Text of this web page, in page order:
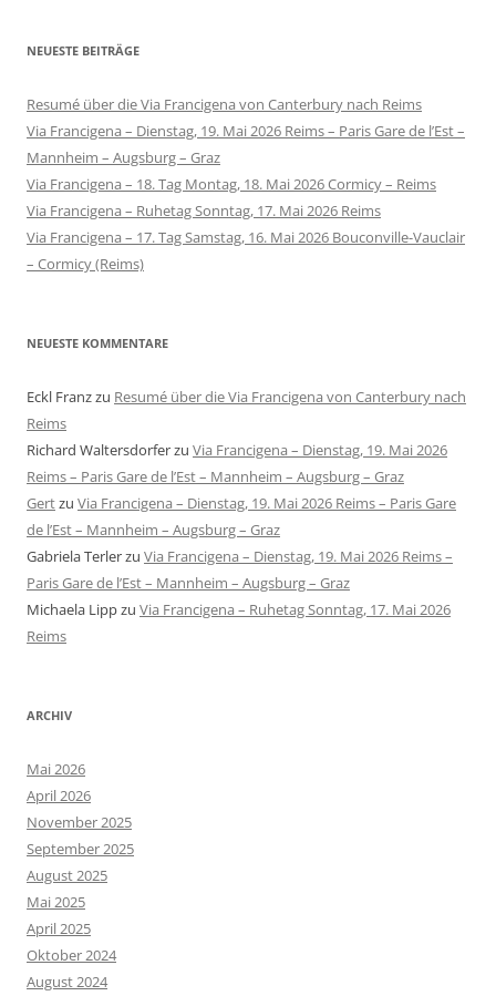
NEUESTE BEITRÄGE
Resumé über die Via Francigena von Canterbury nach Reims
Via Francigena – Dienstag, 19. Mai 2026 Reims – Paris Gare de l’Est –
Mannheim – Augsburg – Graz
Via Francigena – 18. Tag Montag, 18. Mai 2026 Cormicy – Reims
Via Francigena – Ruhetag Sonntag, 17. Mai 2026 Reims
Via Francigena – 17. Tag Samstag, 16. Mai 2026 Bouconville-Vauclair
– Cormicy (Reims)
NEUESTE KOMMENTARE
Eckl Franzzu Resumé über die Via Francigena von Canterbury nach
Reims
Richard Waltersdorferzu Via Francigena – Dienstag, 19. Mai 2026
Reims – Paris Gare de l’Est – Mannheim – Augsburg – Graz
Gertzu Via Francigena – Dienstag, 19. Mai 2026 Reims – Paris Gare
de l’Est – Mannheim – Augsburg – Graz
Gabriela Terlerzu Via Francigena – Dienstag, 19. Mai 2026 Reims –
Paris Gare de l’Est – Mannheim – Augsburg – Graz
Michaela Lippzu Via Francigena – Ruhetag Sonntag, 17. Mai 2026
Reims
ARCHIV
Mai 2026
April 2026
November 2025
September 2025
August 2025
Mai 2025
April 2025
Oktober 2024
August 2024